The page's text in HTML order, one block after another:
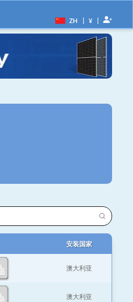
ZH | ¥ |
安装国家
澳大利亚
澳大利亚